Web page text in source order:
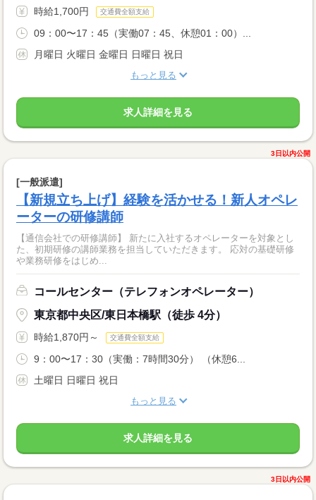
時給1,700円 交通費全額支給
09：00〜17：45（実働07：45、休憩01：00）...
月曜日 火曜日 金曜日 日曜日 祝日
もっと見る
求人詳細を見る
3日以内公開
[一般派遣]
【新規立ち上げ】経験を活かせる！新人オペレ
ーターの研修講師
【通信会社での研修講師】 新たに入社するオペレーターを対象とし
た、初期研修の講師業務を担当していただきます。 応対の基礎研修
や業務研修をはじめ...
コールセンター（テレフォンオペレーター）
東京都中央区/東日本橋駅（徒歩 4分）
時給1,870円～ 交通費全額支給
9：00〜17：30（実働：7時間30分） （休憩6...
土曜日 日曜日 祝日
もっと見る
求人詳細を見る
3日以内公開